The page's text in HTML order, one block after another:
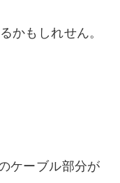
かもしれせん。
ケーブル部分が